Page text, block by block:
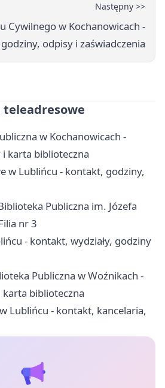
Następny >>
Cywilnego w Kochanowicach -
odpisy i zaświadczenia
teleadresowe
w Kochanowicach -
karta biblioteczna
w Lublińcu - kontakt, godziny,
Publiczna im. Józefa
nr 3
- kontakt, wydziały, godziny
Publiczna w Woźnikach -
biblioteczna
Lublińcu - kontakt, kancelaria,